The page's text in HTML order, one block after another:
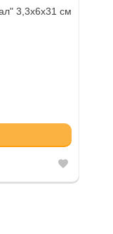
3,3х6х31 см